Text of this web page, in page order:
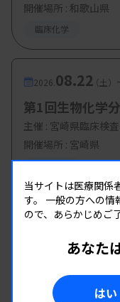
開催場所 : 和歌山県
臨床化学
2026. 08.22（土） -
第1回生物化学
主催 : 宮崎県臨床検
開催場所 : 宮崎県
臨床化学
当サイトは医療関係
す。 一般の方への情
ので、あらかじめご
あなた
はい